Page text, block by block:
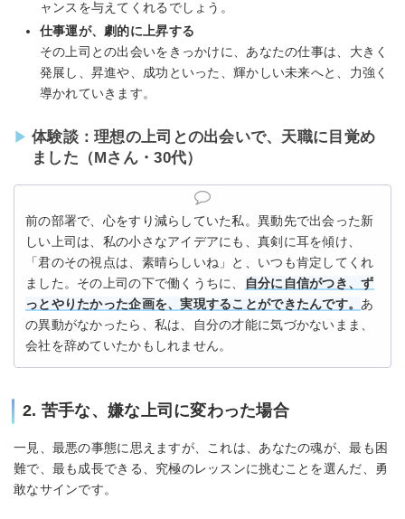
ャンスを与えてくれるでしょう。
仕事運が、劇的に上昇する
その上司との出会いをきっかけに、あなたの仕事は、大きく
発展し、昇進や、成功といった、輝かしい未来へと、力強く
導かれていきます。
体験談：理想の上司との出会いで、天職に目覚め
ました（Mさん・30代）
前の部署で、心をすり減らしていた私。異動先で出会った新
しい上司は、私の小さなアイデアにも、真剣に耳を傾け、
「君のその視点は、素晴らしいね」と、いつも肯定してくれ
ました。その上司の下で働くうちに、
自分に自信がつき、ず
っとやりたかった企画を、実現することができたんです。 あ
の異動がなかったら、私は、自分の才能に気づかないまま、
会社を辞めていたかもしれません。
2. 苦手な、嫌な上司に変わった場合
一見、最悪の事態に思えますが、これは、あなたの魂が、最も困
難で、最も成長できる、究極のレッスンに挑むことを選んだ、勇
敢なサインです。